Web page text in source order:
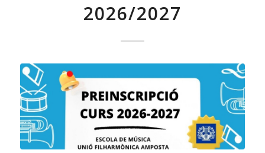
2026/2027